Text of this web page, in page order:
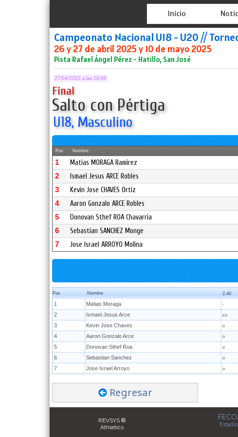
Inicio
Campeonato Nacional U18 - U20 //
26 y 27 de abril 2025 y 10 de mayo 2025
Pista Rafael Ángel Pérez - Hatillo, San José
27/04/2025 a las 10:00
Final
Salto con Pértiga
U18, Masculino
Pos Nombre
1 Matias MORAGA Ramirez
2 Ismael Jesus ARCE Robles
3 Kevin Jose CHAVES Ortiz
4 Aaron Gonzalo ARCE Robles
5 Donovan Sthef ROA Chavarria
6 Sebastian SANCHEZ Monge
7 Jose Israel ARROYO Molina
Pos Nombre 2.40
1 Matias Moraga -
2 Ismael Jesus Arce xo
3 Kevin Jose Chaves o
4 Aaron Gonzalo Arce o
5 Donovan Sthef Roa o
6 Sebastian Sanchez o
7 Jose Israel Arroyo o
Regresar
REVSYS ®
Athletics